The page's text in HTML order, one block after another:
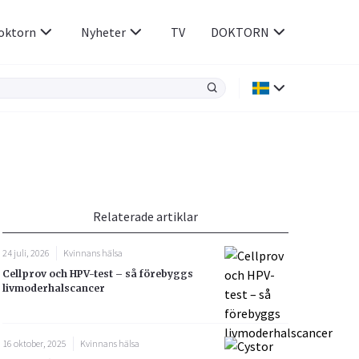
Rökavvänjning
Rörelseapparaten
Sex & Samliv
Sömn & Stress
Nyheter TV DOKTORN
Relaterade artiklar
24 juli, 2026
Kvinnans hälsa
Cellprov och HPV-test – så förebyggs
livmoderhalscancer
16 oktober, 2025
Kvinnans hälsa